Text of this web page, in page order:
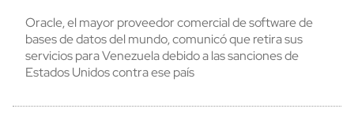
Oracle, el mayor proveedor comercial de software de
bases de datos del mundo, comunicó que retira sus
servicios para Venezuela debido a las sanciones de
Estados Unidos contra ese país